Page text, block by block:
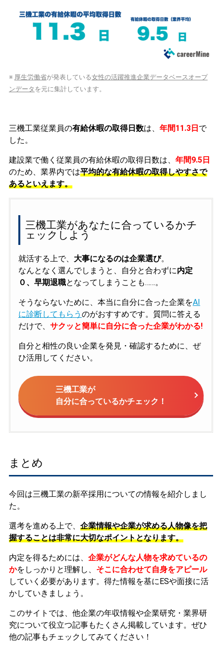
※ 厚生労働省が発表している女性の活躍推進企業データベースオープ
ンデータ を元に集計しています。
三機工業従業員の有給休暇の取得日数は、 年間11.3日で
した。
建設業で働く従業員の有給休暇の取得日数は、 年間9.5日
のため、業界内では平均的な有給休暇の取得しやすさで
あるといえます。
三機工業があなたに合っているかチ
ェックしよう
就活する上で、 大事になるのは企業選び。
なんとなく選んでしまうと、自分と合わずに内定
０、早期退職となってしまうことも……。
そうならないために、本当に自分に合った企業をAI
に診断してもらう のがおすすめです。質問に答える
だけで、 サクッと簡単に自分に合った企業がわかる!
自分と相性の良い企業を発見・確認するために、ぜ
ひ活用してください。
三機工業が
自分に合っているかチェック！
まとめ
今回は三機工業の新卒採用についての情報を紹介しまし
た。
選考を進める上で、 企業情報や企業が求める人物像を把
握することは非常に大切なポイントとなります。
内定を得るためには、 企業がどんな人物を求めているの
かをしっかりと理解し、 そこに合わせて自身をアピール
していく必要があります。 得た情報を基にESや面接に活
かしていきましょう。
このサイトでは、他企業の年収情報や企業研究・業界研
究について役立つ記事もたくさん掲載しています。ぜひ
他の記事もチェックしてみてください！